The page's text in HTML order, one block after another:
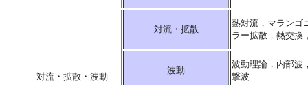
対流・拡散・波動
対流・拡散
熱対流，マランゴ
ラー拡散，熱交換
波動
波動理論，内部波
撃波